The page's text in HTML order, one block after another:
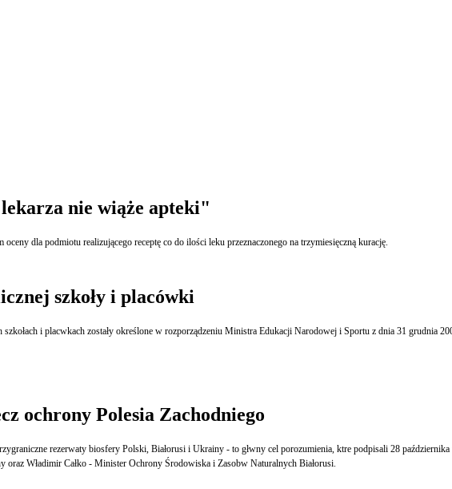
nie wiąże apteki"
dla podmiotu realizującego receptę co do ilości leku przeznaczonego na trzymiesięczną kurację.
szkoły i placówki
i placwkach zostały określone w rozporządzeniu Ministra Edukacji Narodowej i Sportu z dnia 31 grudnia
ochrony Polesia Zachodniego
rezerwaty biosfery Polski, Białorusi i Ukrainy - to głwny cel porozumienia, ktre podpisali 28
Władimir Całko - Minister Ochrony Środowiska i Zasobw Naturalnych Białorusi.